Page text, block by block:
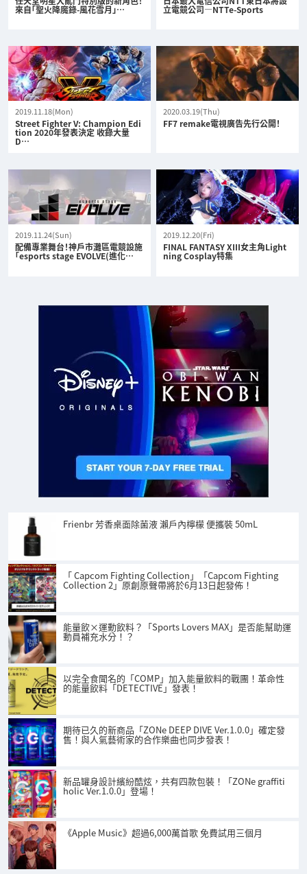
來自「聖火降魔錄-風花雪月」… 立電競公司—NTTe-Sports
2019.11.18(Mon)
Street Fighter V: Champion Edi
tion 2020年發表決定 收錄大量
D…
2020.03.19(Thu)
FF7 remake電視廣告先行公開！
2019.11.24(Sun)
配備專業舞台！神戶市灘區電競設施
「esports stage EVOLVE(進化…
2019.12.20(Fri)
FINAL FANTASY XIII女主角Light
ning Cosplay特集
Frienbr 芳香桌面除菌液 瀨戶內檸檬 便攜裝 50mL
「 Capcom Fighting Collection」「Capcom Fighting
Collection 2」原創原聲帶將於6月13日起發佈！
能量飲×運動飲料？「Sports Lovers MAX」是否能幫助運
動員補充水分！？
以完全食聞名的「COMP」加入能量飲料的戰團！革命性
的能量飲料「DETECTIVE」發表！
期待已久的新商品「ZONe DEEP DIVE Ver.1.0.0」確定發
售！與人氣藝術家的合作樂曲也同步發表！
新品罐身設計繽紛酷炫，共有四款包裝！「ZONe graffiti
holic Ver.1.0.0」登場！
《Apple Music》超過6,000萬首歌 免費試用三個月